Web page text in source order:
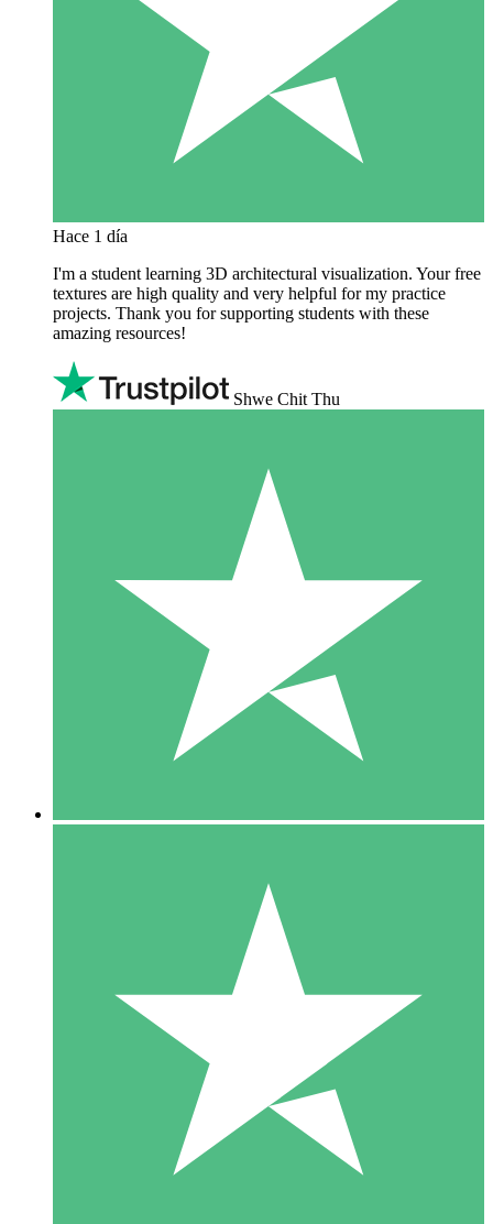
Hace 1 día
I'm a student learning 3D architectural visualization. Your free
textures are high quality and very helpful for my practice
projects. Thank you for supporting students with these
amazing resources!
Shwe Chit Thu